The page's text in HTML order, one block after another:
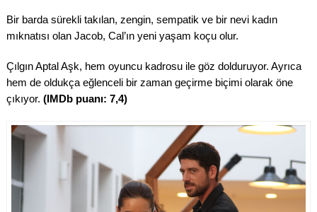
Bir barda sürekli takılan, zengin, sempatik ve bir nevi kadın
mıknatısı olan Jacob, Cal’ın yeni yaşam koçu olur.
Çılgın Aptal Aşk, hem oyuncu kadrosu ile göz dolduruyor. Ayrıca
hem de oldukça eğlenceli bir zaman geçirme biçimi olarak öne
çıkıyor. (IMDb puanı: 7,4)